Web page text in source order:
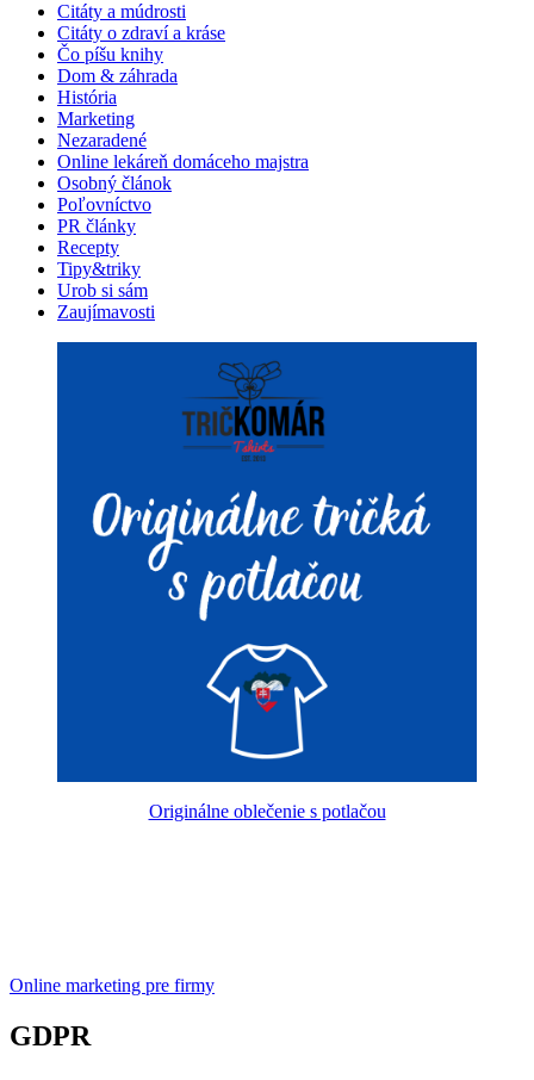
Citáty a múdrosti
Citáty o zdraví a kráse
Čo píšu knihy
Dom & záhrada
História
Marketing
Nezaradené
Online lekáreň domáceho majstra
Osobný článok
Poľovníctvo
PR články
Recepty
Tipy&triky
Urob si sám
Zaujímavosti
Originálne oblečenie s potlačou
Online marketing pre firmy
GDPR